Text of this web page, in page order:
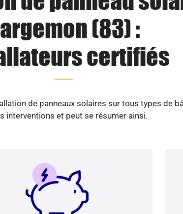
(83) :
certifiés
de panneaux solaires sur tous types de
interventions et peut se résumer ainsi.